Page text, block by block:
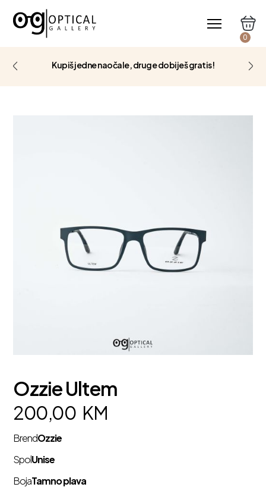
0
Kupiš jedne naočale, druge dobiješ gratis!
Ozzie Ultem
200,00 KM
BrendOzzie
SpolUnise
BojaTamno plava